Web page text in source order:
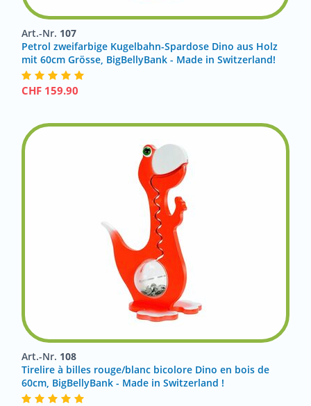
Art.-Nr. 107
Petrol zweifarbige Kugelbahn-Spardose Dino aus Holz
mit 60cm Grösse, BigBellyBank - Made in Switzerland!
CHF 159.90
Art.-Nr. 108
Tirelire à billes rouge/blanc bicolore Dino en bois de
60cm, BigBellyBank - Made in Switzerland !